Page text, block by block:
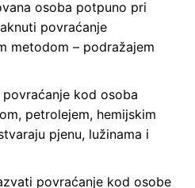
osoba potpuno pri
povraćanje
metodom – podražajem
kod osoba
petrolejem, hemijskim
pjenu, lužinama i
povraćanje kod osobe